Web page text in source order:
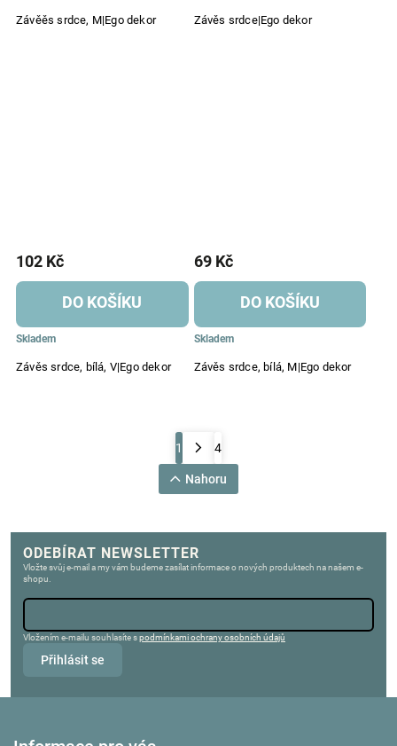
Závěěs srdce, M|Ego dekor Závěs srdce|Ego dekor
Závěs srdce, bílá, V|Ego dekor
Skladem
102 Kč
DO KOŠÍKU
Závěs srdce, bílá, M|Ego dekor
Skladem
69 Kč
DO KOŠÍKU
1 4
Nahoru
ODEBÍRAT NEWSLETTER
Vložte svůj e-mail a my vám budeme zasílat informace o nových produktech na našem e-
shopu.
Vložením e-mailu souhlasíte spodmínkami ochrany osobních údajů
Přihlásit se